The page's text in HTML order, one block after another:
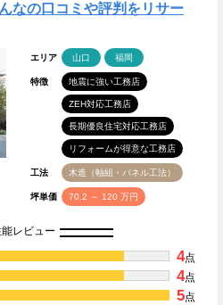
なの口コミや評判をリサー
エリア 山口 福岡
特徴 地震に強い工務店
ZEH対応工務店
長期優良住宅対応工務店
リフォームが得意な工務店
工法 木造（軸組・パネル工法）
坪単価 70.2 ～ 120 万円
レビュー
4点
4点
5点